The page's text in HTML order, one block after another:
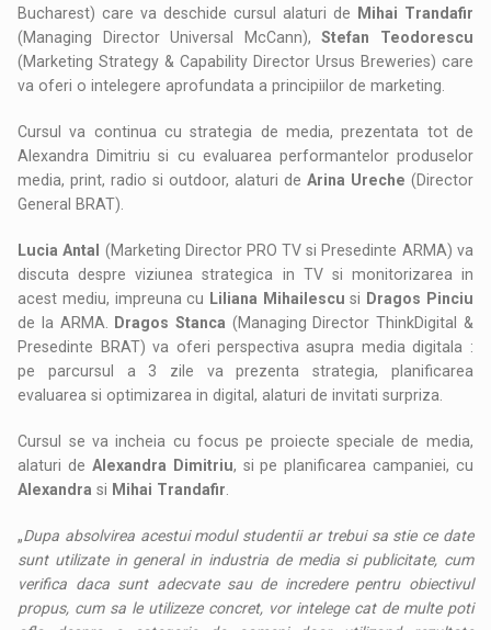
Bucharest) care va deschide cursul alaturi de
Mihai Trandafir
(Managing Director Universal McCann),Stefan Teodorescu
(Marketing Strategy & Capability Director Ursus Breweries) care
va oferi o intelegere aprofundata a principiilor de marketing.
Cursul va continua cu strategia de media, prezentata tot de
Alexandra Dimitriu si cu evaluarea performantelor produselor
media, print, radio si outdoor, alaturi de Arina Ureche (Director
General BRAT).
Lucia Antal
(Marketing Director PRO TV si Presedinte ARMA) va
discuta despre viziunea strategica in TV si monitorizarea in
acest mediu, impreuna cu Liliana Mihailescu si Dragos Pinciu
de la ARMA.
Dragos Stanca (Managing Director ThinkDigital &
Presedinte BRAT) va oferi perspectiva asupra media digitala :
pe parcursul a 3 zile va prezenta strategia, planificarea
evaluarea si optimizarea in digital, alaturi de invitati surpriza.
Cursul se va incheia cu focus pe proiecte speciale de media,
alaturi de Alexandra Dimitriu, si pe planificarea campaniei, cu
Alexandrasi Mihai Trandafir
„Dupa absolvirea acestui modul studentii ar trebui sa stie ce date
sunt utilizate in general in industria de media si publicitate, cum
verifica daca sunt adecvate sau de incredere pentru obiectivul
propus, cum sa le utilizeze concret, vor intelege cat de multe poti